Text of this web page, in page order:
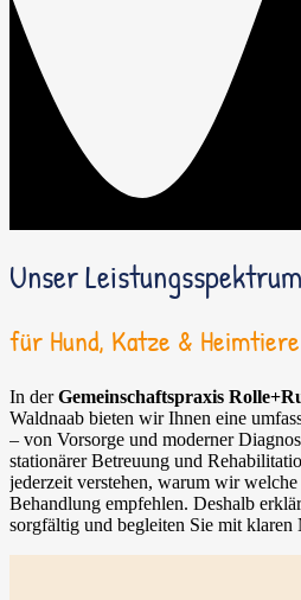
Unser Leistungsspektrum
für Hund, Katze & Heimtiere
In derGemeinschaftspraxis
Waldnaab bieten wir Ihnen eine
– von Vorsorge und moderner
stationärer Betreuung und
jederzeit verstehen, warum wir
Behandlung empfehlen. Deshalb
sorgfältig und begleiten Sie mit klaren